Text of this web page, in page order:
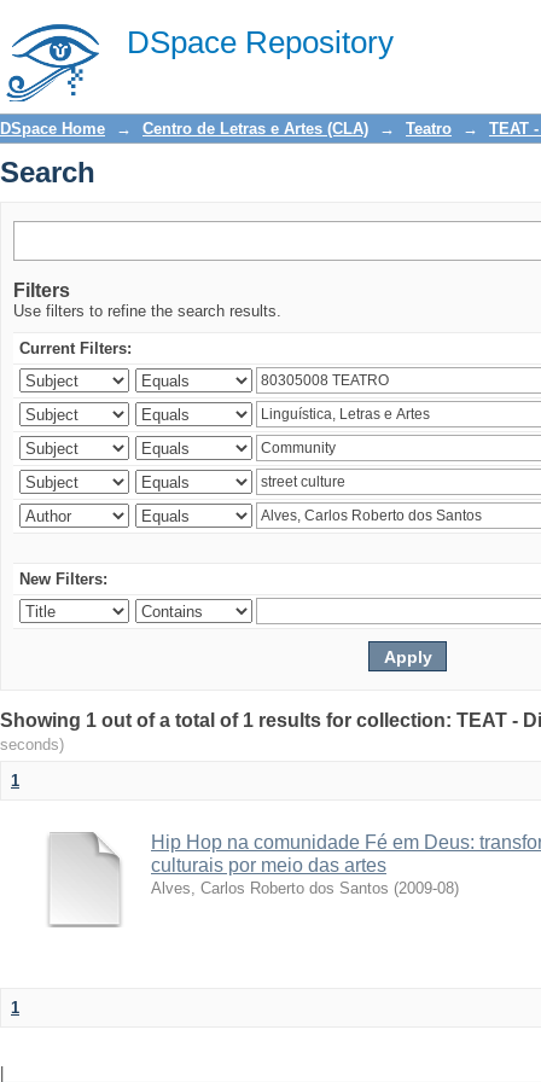
DSpace Repository
Search
DSpace Home → Centro de Letras e Artes (CLA) → Teatro → TEAT
Search
Filters
Use filters to refine the search results.
Current Filters:
New Filters:
Showing 1 out of a total of 1 results for collection: TEAT -
seconds)
1
Hip Hop na comunidade Fé em Deus:
culturais por meio das artes
Alves, Carlos Roberto dos Santos (2009-08)
1